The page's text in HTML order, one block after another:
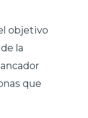
objetivo
la
que